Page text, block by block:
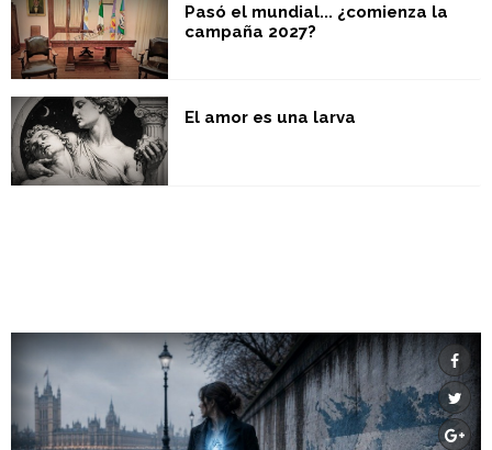
Pasó el mundial... ¿comienza la
campaña 2027?
El amor es una larva